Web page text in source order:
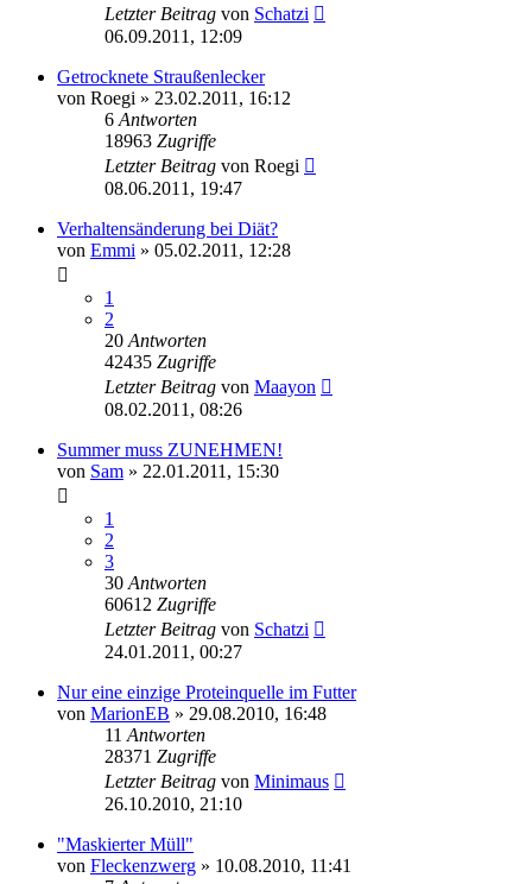
Letzter Beitrag von Schatzi
06.09.2011, 12:09
Getrocknete Straußenlecker
von Roegi » 23.02.2011, 16:12
6 Antworten
18963 Zugriffe
Letzter Beitrag von Roegi
08.06.2011, 19:47
Verhaltensänderung bei Diät?
von Emmi » 05.02.2011, 12:28
1
2
20 Antworten
42435 Zugriffe
Letzter Beitrag von Maayon
08.02.2011, 08:26
Summer muss ZUNEHMEN!
von Sam » 22.01.2011, 15:30
1
2
3
30 Antworten
60612 Zugriffe
Letzter Beitrag von Schatzi
24.01.2011, 00:27
Nur eine einzige Proteinquelle im Futter
von MarionEB » 29.08.2010, 16:48
11 Antworten
28371 Zugriffe
Letzter Beitrag von Minimaus
26.10.2010, 21:10
"Maskierter Müll"
von Fleckenzwerg » 10.08.2010, 11:41